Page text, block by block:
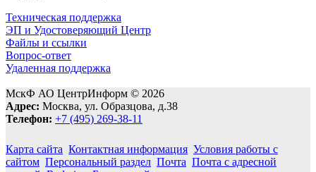
Техническая поддержка
ЭП и Удостоверяющий Центр
Файлы и ссылки
Вопрос-ответ
Удаленная поддержка
МскФ АО ЦентрИнформ © 2026
Адрес: Москва, ул. Образцова, д.38
Телефон: +7 (495) 269-38-11
Карта сайта Контактная информация Условия работы с
сайтом Персональный раздел Почта Почта с адресной